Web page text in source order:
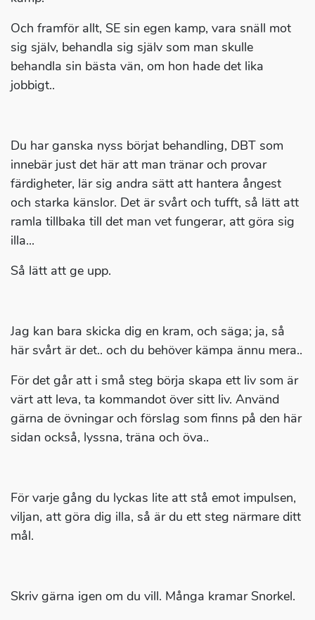
Och framför allt, SE sin egen kamp, vara snäll mot
sig själv, behandla sig själv som man skulle
behandla sin bästa vän, om hon hade det lika
jobbigt..
Du har ganska nyss börjat behandling, DBT som
innebär just det här att man tränar och provar
färdigheter, lär sig andra sätt att hantera ångest
och starka känslor. Det är svårt och tufft, så lätt att
ramla tillbaka till det man vet fungerar, att göra sig
illa...
Så lätt att ge upp.
Jag kan bara skicka dig en kram, och säga; ja, så
här svårt är det.. och du behöver kämpa ännu mera..
För det går att i små steg börja skapa ett liv som är
värt att leva, ta kommandot över sitt liv. Använd
gärna de övningar och förslag som finns på den här
sidan också, lyssna, träna och öva..
För varje gång du lyckas lite att stå emot impulsen,
viljan, att göra dig illa, så är du ett steg närmare ditt
mål.
Skriv gärna igen om du vill. Många kramar Snorkel.